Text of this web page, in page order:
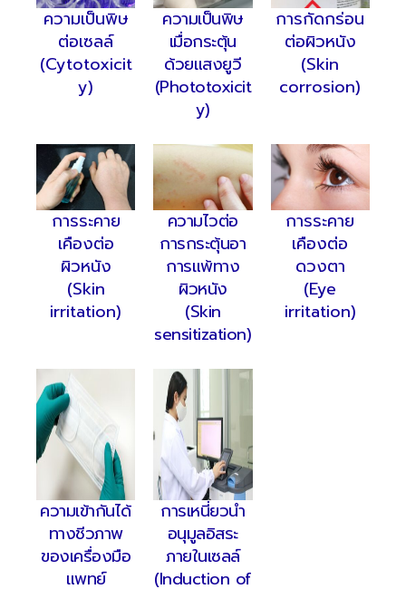
ความเป็นพิษ
ต่อเซลล์
(Cytotoxicit
y)
ความเป็นพิษ
เมื่อกระตุ้น
ด้วยแสงยูวี
(Phototoxicit
y)
การกัดกร่อน
ต่อผิวหนัง
(Skin
corrosion)
การระคาย
เคืองต่อ
ผิวหนัง
(Skin
irritation)
ความไวต่อ
การกระตุ้นอา
การแพ้ทาง
ผิวหนัง
(Skin
sensitization)
การระคาย
เคืองต่อ
ดวงตา
(Eye
irritation)
ความเข้ากันได้
ทางชีวภาพ
ของเครื่องมือ
แพทย์
การเหนี่ยวนำ
อนุมูลอิสระ
ภายในเซลล์
(Induction of